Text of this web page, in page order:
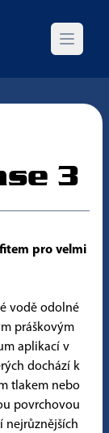
Open
3
pro velmi
vodě odolné
práškovým
aplikací v
dochází k
tlakem nebo
povrchovou
nejrůznějších